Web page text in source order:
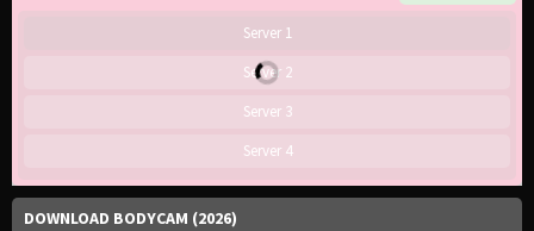
Server 1
Server 2
Server 3
Server 4
DOWNLOAD BODYCAM (2026)